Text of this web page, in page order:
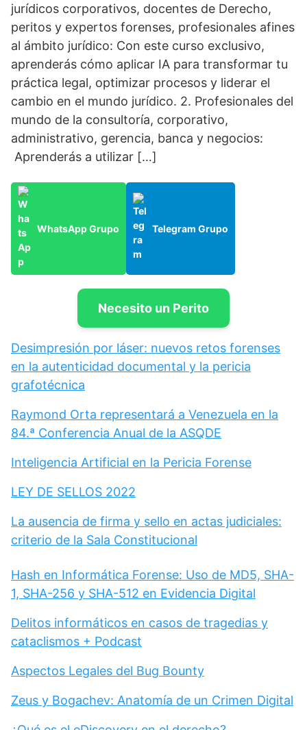
jurídicos corporativos, docentes de Derecho,
peritos y expertos forenses, profesionales afines
al ámbito jurídico: Con este curso exclusivo,
aprenderás cómo aplicar IA para transformar tu
práctica legal, optimizar procesos y liderar el
cambio en el mundo jurídico. 2. Profesionales del
mundo de la consultoría, corporativo,
administrativo, gerencia, banca y negocios:
Aprenderás a utilizar […]
WhatsApp Grupo Telegram Grupo
Necesito un Perito
Desimpresión por láser: nuevos retos forenses
en la autenticidad documental y la pericia
grafotécnica
Raymond Orta representará a Venezuela en la
84.ª Conferencia Anual de la ASQDE
Inteligencia Artificial en la Pericia Forense
LEY DE SELLOS 2022
La ausencia de firma y sello en actas judiciales:
criterio de la Sala Constitucional
Hash en Informática Forense: Uso de MD5, SHA-
1, SHA-256 y SHA-512 en Evidencia Digital
Delitos informáticos en casos de tragedias y
cataclismos + Podcast
Aspectos Legales del Bug Bounty
Zeus y Bogachev: Anatomía de un Crimen Digital